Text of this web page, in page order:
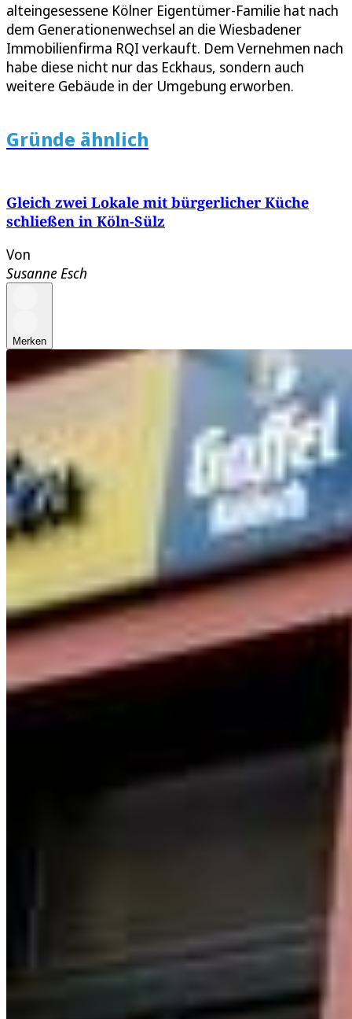
alteingesessene Kölner Eigentümer-Familie hat nach
dem Generationenwechsel an die Wiesbadener
Immobilienfirma RQI verkauft. Dem Vernehmen nach
habe diese nicht nur das Eckhaus, sondern auch
weitere Gebäude in der Umgebung erworben.
Gründe ähnlich
Gleich zwei Lokale mit bürgerlicher Küche
schließen in Köln-Sülz
Von
Susanne Esch
Merken